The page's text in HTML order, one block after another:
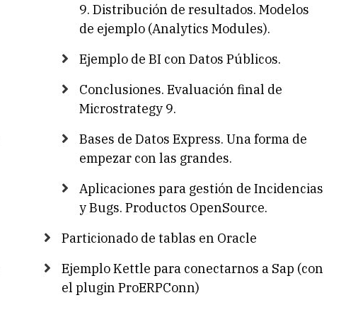
9. Distribución de resultados. Modelos
de ejemplo (Analytics Modules).
Ejemplo de BI con Datos Públicos.
Conclusiones. Evaluación final de
Microstrategy 9.
Bases de Datos Express. Una forma de
empezar con las grandes.
Aplicaciones para gestión de Incidencias
y Bugs. Productos OpenSource.
Particionado de tablas en Oracle
Ejemplo Kettle para conectarnos a Sap (con
el plugin ProERPConn)